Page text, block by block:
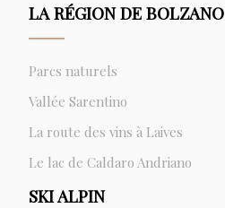
LA RÉGION DE BOLZANO
Parcs naturels
Vallée Sarentino
La route des vins à Laives
Le lac de Caldaro Andriano
SKI ALPIN